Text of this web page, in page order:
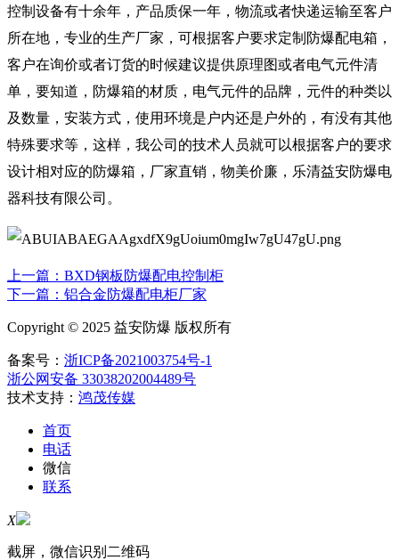
控制设备有十余年，产品质保一年，物流或者快递运输至客户
所在地，专业的生产厂家，可根据客户要求定制防爆配电箱，
客户在询价或者订货的时候建议提供原理图或者电气元件清
单，要知道，防爆箱的材质，电气元件的品牌，元件的种类以
及数量，安装方式，使用环境是户内还是户外的，有没有其他
特殊要求等，这样，我公司的技术人员就可以根据客户的要求
设计相对应的防爆箱，厂家直销，物美价廉，乐清益安防爆电
器科技有限公司。
上一篇：BXD钢板防爆配电控制柜
下一篇：铝合金防爆配电柜厂家
Copyright © 2025 益安防爆 版权所有
备案号： 浙ICP备2021003754号-1
浙公网安备 33038202004489号
技术支持： 鸿茂传媒
首页
电话
微信
联系
X
截屏，微信识别二维码